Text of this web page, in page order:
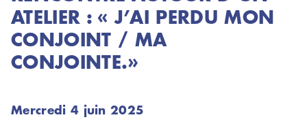
ATELIER : « J’AI PERDU MON
CONJOINT / MA
CONJOINTE.»
Mercredi 4 juin 2025